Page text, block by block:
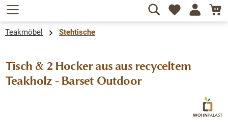
Teakmöbel Stehtische
Tisch & 2 Hocker aus aus recyceltem
Teakholz - Barset Outdoor